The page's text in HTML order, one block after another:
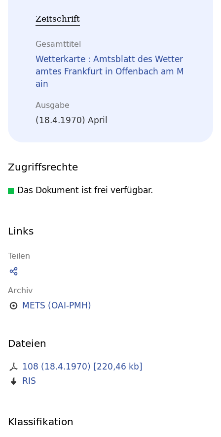
Zeitschrift
Gesamttitel
Wetterkarte : Amtsblatt des Wetter
amtes Frankfurt in Offenbach am M
ain
Ausgabe
(18.4.1970) April
Zugriffsrechte
Das Dokument ist frei verfügbar.
Links
Teilen
Archiv
METS (OAI-PMH)
Dateien
108 (18.4.1970) [220,46 kb]
RIS
Klassifikation